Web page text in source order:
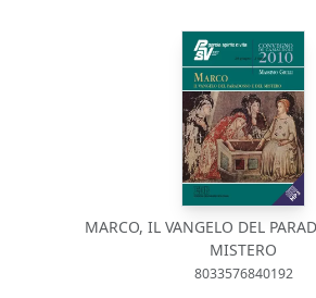
MARCO, IL VANGELO DEL
MISTERO
8033576840192